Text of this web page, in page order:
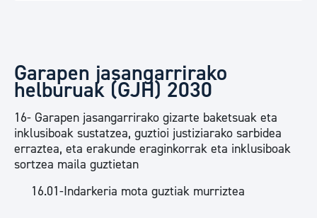
Garapen jasangarrirako
helburuak (GJH) 2030
16- Garapen jasangarrirako gizarte baketsuak eta
inklusiboak sustatzea, guztioi justiziarako sarbidea
erraztea, eta erakunde eraginkorrak eta inklusiboak
sortzea maila guztietan
16.01-Indarkeria mota guztiak murriztea